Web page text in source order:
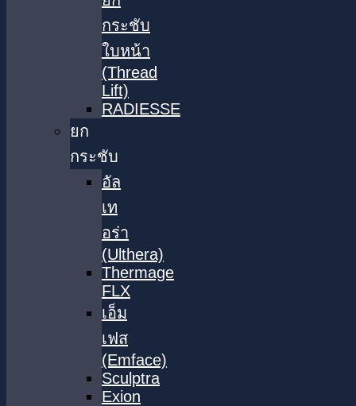
กระชับ
ใบหน้า
(Thread
Lift)
RADIESSE
ยก
กระชับ
อัล
เท
อร่า
(Ulthera)
Thermage
FLX
เอ็ม
เฟส
(Emface)
Sculptra
Exion